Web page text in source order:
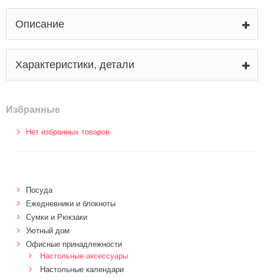
Описание
Характеристики, детали
Избранные
Нет избранных товаров
Посуда
Ежедневники и блокноты
Сумки и Рюкзаки
Уютный дом
Офисные принадлежности
Настольные аксессуары
Настольные календари